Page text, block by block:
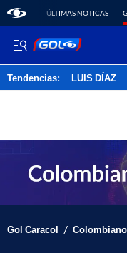
ÚLTIMAS NOTICAS
Tendencias: LUIS DÍAZ
Gol Caracol /